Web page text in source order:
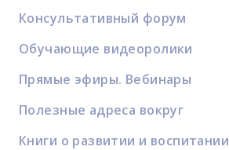
Консультативный форум
Обучающие видеоролики
Прямые эфиры. Вебинары
Полезные адреса вокруг
Книги о развитии и воспитании